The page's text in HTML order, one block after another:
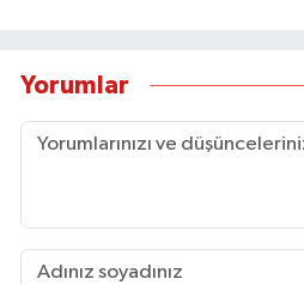
Yorumlar